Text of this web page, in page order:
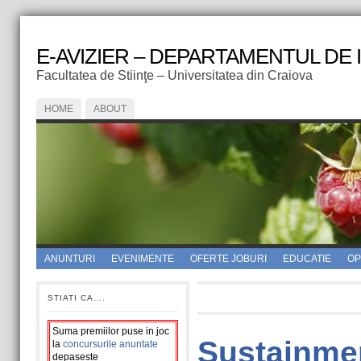
E-AVIZIER – DEPARTAMENTUL DE
Facultatea de Stiinţe – Universitatea din Craiova
HOME ABOUT
ANUNTURI EVENIMENTE OFERTE JOBURI EDUCATIE
STIATI CA….
Suma premiilor puse in joc
la concursurile anuntate
depaseste